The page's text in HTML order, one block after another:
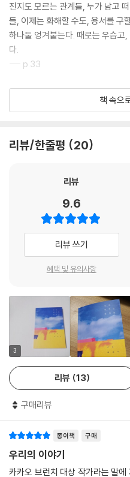
진지도 모르는 관계들, 누가 남고
들, 이제는 화해할 수도, 용서를 구
하나둘 엉겨붙는다. 때로는 우습고
다.
--- p.33
나는 말이 고픈 사람처럼 주의 깊
하기 위해 여러 단어를 섞고, 포개
의 안온함과 더불어 언어의 불완전
미를 지닌 말보다 무언가를 전하기
특유의 감식안으로만 식별되는 아
분의 빛을 받아들이듯, 하나의 풍
로 다가오는. 말로 수렴되지 않지
--- p.167-168
매일이 주말처럼 여겨지던 날이
분간할 수 없을 정도였다. 이전에
는데, 요즘에는 돌처럼 단단히 굳
론가 멀리 던져버리고 싶었다. 그
고선 처음 본 듯 낯설게 찾아왔다.
순간이 얼마나 서툴고 우스운지 전
으로든 기이한 무늬로 남아 지워지
적인 장면처럼 새겨져 있을 거라
책 속으
리뷰/한줄평 20
리뷰
9.6
리뷰 쓰기
혜택 및 유의사항
3
리뷰 13
구매리뷰
종이책 구매
우리의 이야기
카카오 브런치 대상 작가라는 말에